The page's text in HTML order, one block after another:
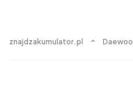
znajdzakumulator.pl Daewoo